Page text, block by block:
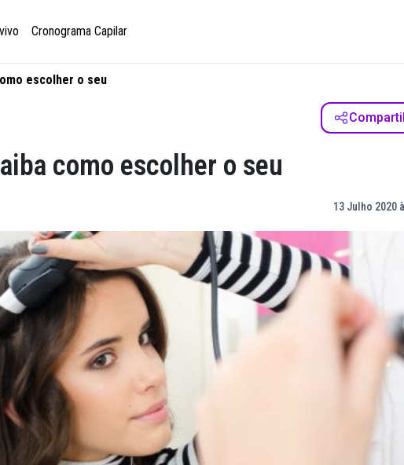
Cronograma Capilar
escolher o seu
como escolher o seu
13 Julho 2020